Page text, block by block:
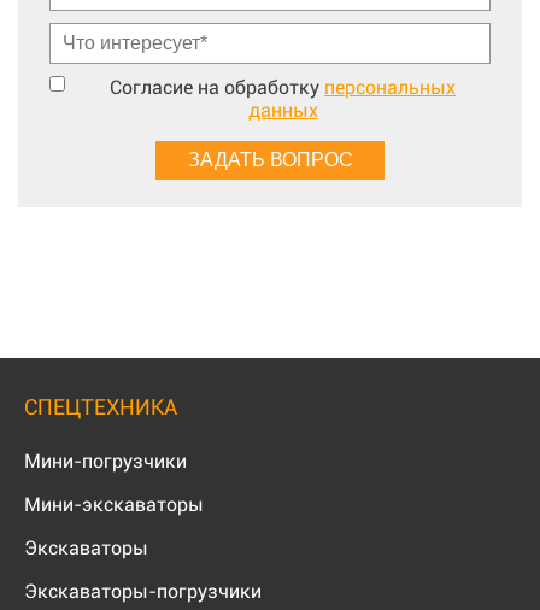
Согласие на обработку персональных
данных
СПЕЦТЕХНИКА
Мини-погрузчики
Мини-экскаваторы
Экскаваторы
Экскаваторы-погрузчики